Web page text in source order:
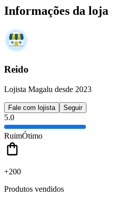
Informações da loja
Reido
Lojista Magalu desde 2023
Fale com lojista Seguir
5.0
RuimÓtimo
+200
Produtos vendidos